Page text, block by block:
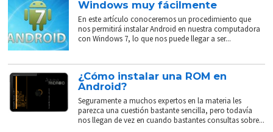
Windows muy fácilmente
En este artículo conoceremos un procedimiento que
nos permitirá instalar Android en nuestra computadora
con Windows 7, lo que nos puede llegar a ser...
¿Cómo instalar una ROM en
Android?
Seguramente a muchos expertos en la materia les
parezca una cuestión bastante sencilla, pero todavía
nos llegan de vez en cuando bastantes consultas sobre...